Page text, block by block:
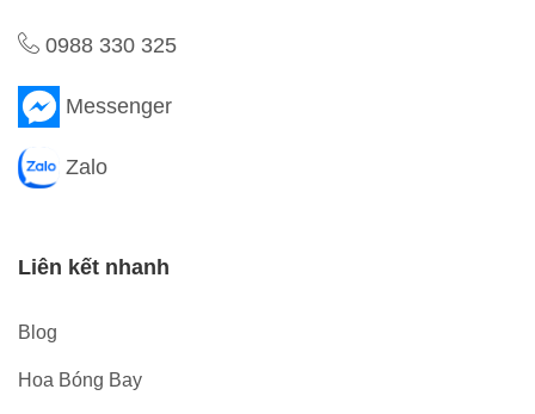
0988 330 325
Messenger
Zalo
Liên kết nhanh
Blog
Hoa Bóng Bay